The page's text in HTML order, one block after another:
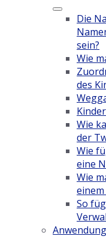
Die
sein?
Wie
des
Wie
der
Wie
eine
Wie
So